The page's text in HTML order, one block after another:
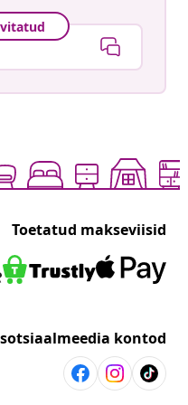
Toetatud makseviisid
kontod